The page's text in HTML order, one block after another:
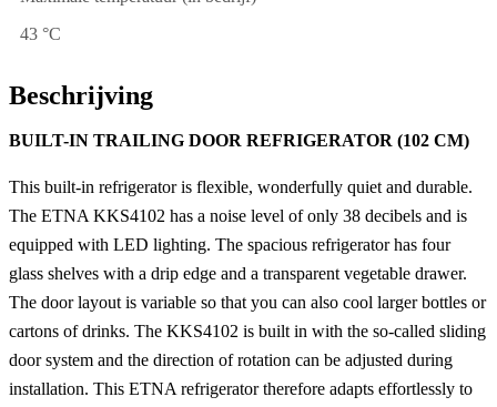
43 °C
Beschrijving
BUILT-IN TRAILING DOOR REFRIGERATOR (102 CM)
This built-in refrigerator is flexible, wonderfully quiet and durable.
The ETNA KKS4102 has a noise level of only 38 decibels and is
equipped with LED lighting. The spacious refrigerator has four
glass shelves with a drip edge and a transparent vegetable drawer.
The door layout is variable so that you can also cool larger bottles or
cartons of drinks. The KKS4102 is built in with the so-called sliding
door system and the direction of rotation can be adjusted during
installation. This ETNA refrigerator therefore adapts effortlessly to